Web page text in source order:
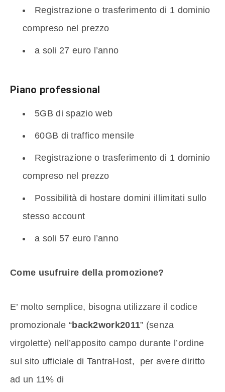
Registrazione o trasferimento di 1 dominio
compreso nel prezzo
a soli 27 euro l’anno
Piano professional
5GB di spazio web
60GB di traffico mensile
Registrazione o trasferimento di 1 dominio
compreso nel prezzo
Possibilità di hostare domini illimitati sullo
stesso account
a soli 57 euro l’anno
Come usufruire della promozione?
E’ molto semplice, bisogna utilizzare il codice
promozionale “back2work2011” (senza
virgolette) nell’apposito campo durante l’ordine
sul sito ufficiale di TantraHost, per avere diritto
ad un 11% di